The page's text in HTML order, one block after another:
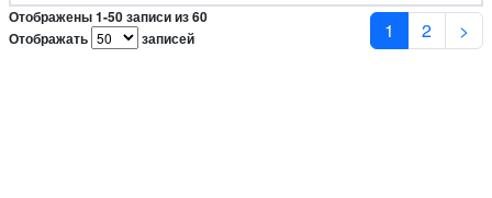
Отображены 1-50 записи из 60
Отображать
записей 1 2 >